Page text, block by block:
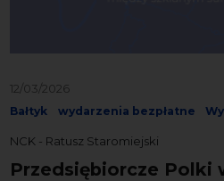
12/03/2026
Bałtyk wydarzenia bezpłatne
NCK - Ratusz Staromiejski
Przedsiębiorcze Polki